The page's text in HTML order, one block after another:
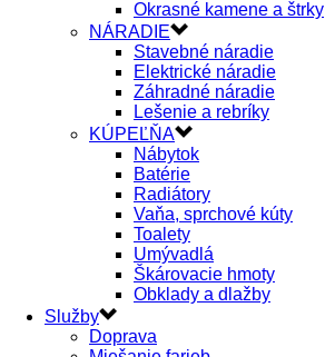
Okrasné kamene a štrky
NÁRADIE
Stavebné náradie
Elektrické náradie
Záhradné náradie
Lešenie a rebríky
KÚPEĽŇA
Nábytok
Batérie
Radiátory
Vaňa, sprchové kúty
Toalety
Umývadlá
Škárovacie hmoty
Obklady a dlažby
Služby
Doprava